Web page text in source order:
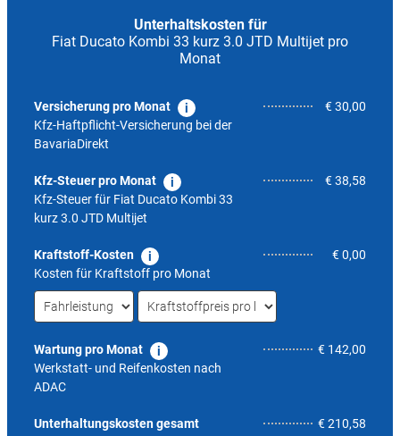
Unterhaltskosten für
Fiat Ducato Kombi 33 kurz 3.0 JTD Multijet pro
Monat
Versicherung pro Monat
Kfz-Haftpflicht-Versicherung bei der
BavariaDirekt
€ 30,00
Kfz-Steuer pro Monat
Kfz-Steuer für Fiat Ducato Kombi 33
kurz 3.0 JTD Multijet
€ 38,58
Kraftstoff-Kosten
Kosten für Kraftstoff pro Monat
€ 0,00
Wartung pro Monat
Werkstatt- und Reifenkosten nach
ADAC
€ 142,00
Unterhaltungskosten gesamt
€ 210,58